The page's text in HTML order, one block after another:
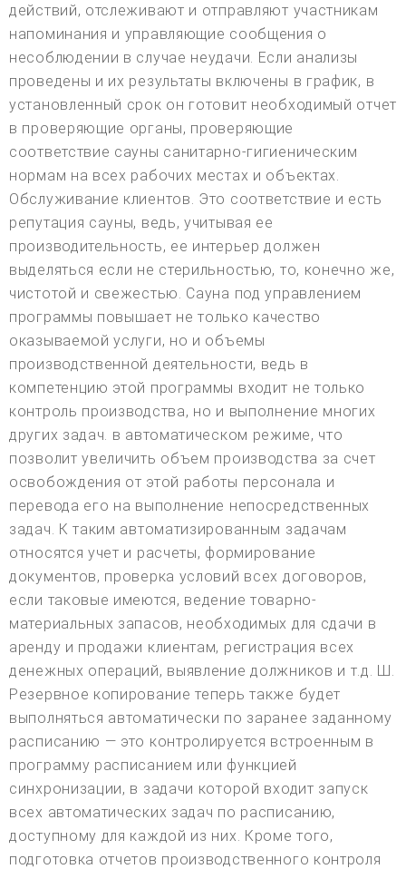
действий, отслеживают и отправляют участникам
напоминания и управляющие сообщения о
несоблюдении в случае неудачи. Если анализы
проведены и их результаты включены в график, в
установленный срок он готовит необходимый отчет
в проверяющие органы, проверяющие
соответствие сауны санитарно-гигиеническим
нормам на всех рабочих местах и объектах.
Обслуживание клиентов. Это соответствие и есть
репутация сауны, ведь, учитывая ее
производительность, ее интерьер должен
выделяться если не стерильностью, то, конечно же,
чистотой и свежестью. Сауна под управлением
программы повышает не только качество
оказываемой услуги, но и объемы
производственной деятельности, ведь в
компетенцию этой программы входит не только
контроль производства, но и выполнение многих
других задач. в автоматическом режиме, что
позволит увеличить объем производства за счет
освобождения от этой работы персонала и
перевода его на выполнение непосредственных
задач. К таким автоматизированным задачам
относятся учет и расчеты, формирование
документов, проверка условий всех договоров,
если таковые имеются, ведение товарно-
материальных запасов, необходимых для сдачи в
аренду и продажи клиентам, регистрация всех
денежных операций, выявление должников и т.д. Ш.
Резервное копирование теперь также будет
выполняться автоматически по заранее заданному
расписанию — это контролируется встроенным в
программу расписанием или функцией
синхронизации, в задачи которой входит запуск
всех автоматических задач по расписанию,
доступному для каждой из них. Кроме того,
подготовка отчетов производственного контроля